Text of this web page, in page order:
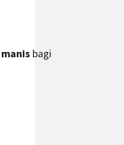
manis bagi